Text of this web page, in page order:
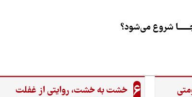
شروع می‌شود؟
6 خشت به خشت، روایتی از غفلت